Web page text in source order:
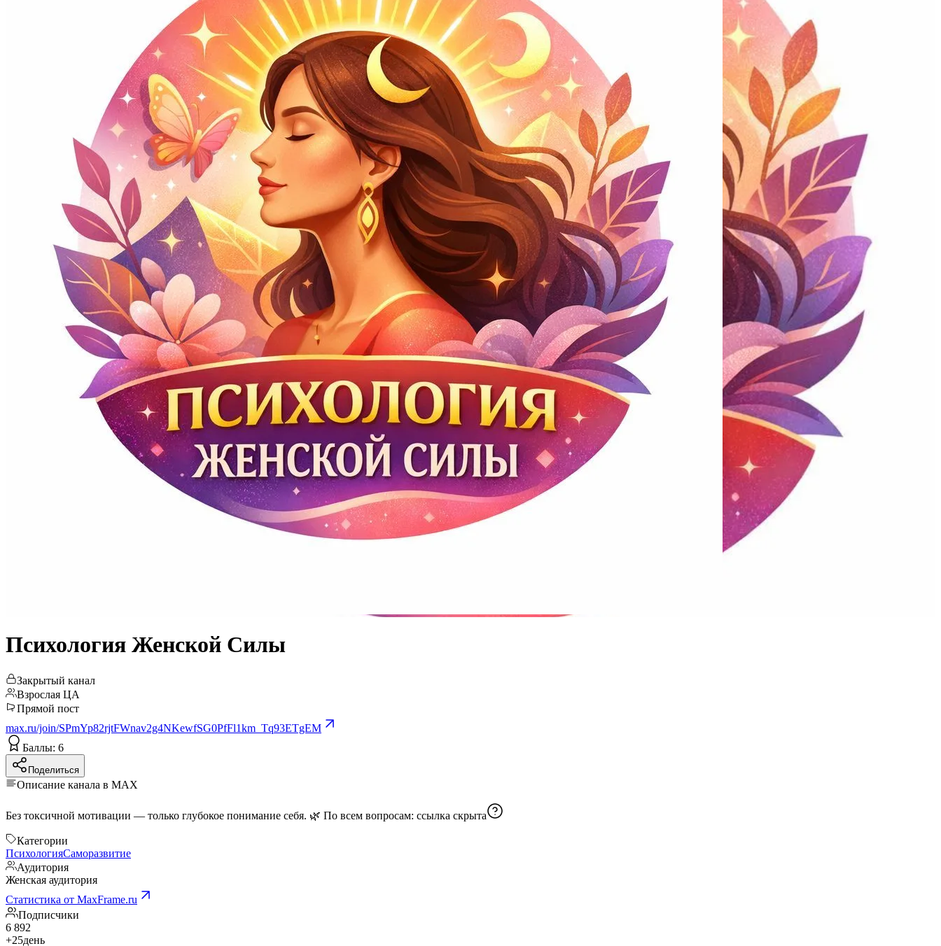
Психология Женской Силы
Закрытый канал
Взрослая ЦА
Прямой пост
max.ru/join/SPmYp82rjtFWnav2g4NKewfSG0PfFl1km_Tq93ETgEM
Баллы: 6
Поделиться
Описание канала в MAX
Без токсичной мотивации — только глубокое понимание себя. 🌿 По всем вопросам: ссылка скрыта
Категории
ПсихологияСаморазвитие
Аудитория
Женская аудитория
Статистика от MaxFrame.ru
Подписчики
6 892
+25день